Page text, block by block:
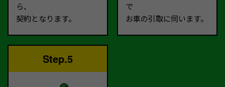
ら、
契約となります。
で
お車の引取に伺います。
Step.5